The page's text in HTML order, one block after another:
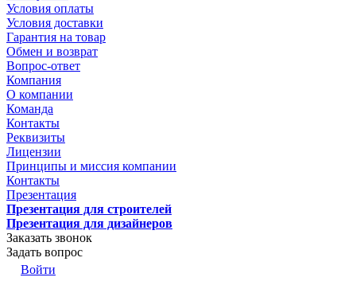
Условия оплаты
Условия доставки
Гарантия на товар
Обмен и возврат
Вопрос-ответ
Компания
О компании
Команда
Контакты
Реквизиты
Лицензии
Принципы и миссия компании
Контакты
Презентация
Презентация для строителей
Презентация для дизайнеров
Заказать звонок
Задать вопрос
Войти